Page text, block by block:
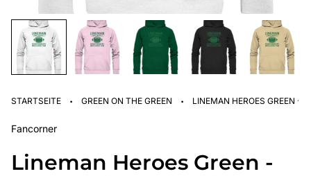
STARTSEITE · GREEN ON THE GREEN · LINEMAN HEROES GREEN -
Fancorner
Lineman Heroes Green -